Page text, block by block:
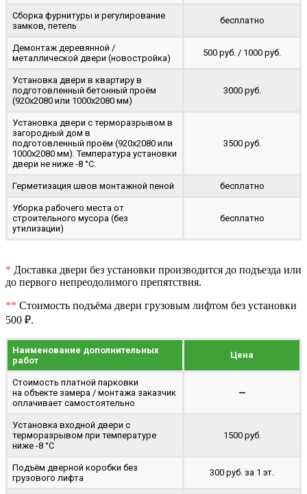
Сборка фурнитуры и регулирование
замков, петель
бесплатно
Демонтаж деревянной /
металлической двери (новостройка)
500 руб. / 1000 руб.
Установка двери в квартиру в
подготовленный бетонный проём
(920x2080 или 1000x2080 мм)
3000 руб.
Установка двери с терморазрывом в
загородный дом в
подготовленный проём (920x2080 или
1000x2080 мм). Температура установки
двери не ниже -8 °C.
3500 руб.
Герметизация швов монтажной пеной бесплатно
Уборка рабочего места от
строительного мусора (без
утилизации)
бесплатно
* Доставка двери без установки производится до подъезда или
до первого непреодолимого препятствия.
** Стоимость подъёма двери грузовым лифтом без установки
500 ₽.
Наименование дополнительных
работ
Цена
Стоимость платной парковки
на объекте замера / монтажа заказчик
оплачивает самостоятельно
—
Установка входной двери с
терморазрывом при температуре
ниже -8 °C
1500 руб.
Подъём дверной коробки без
грузового лифта
300 руб. за 1 эт.